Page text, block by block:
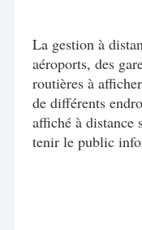
La gestion à
aéroports, des
routières à
de différents
affiché à distance
tenir le public